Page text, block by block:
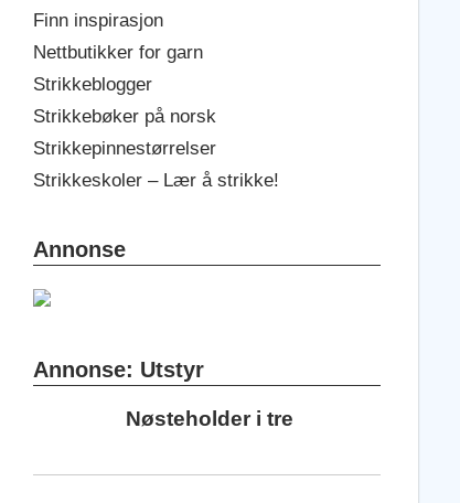
Finn inspirasjon
Nettbutikker for garn
Strikkeblogger
Strikkebøker på norsk
Strikkepinnestørrelser
Strikkeskoler – Lær å strikke!
Annonse
Annonse: Utstyr
Nøsteholder i tre